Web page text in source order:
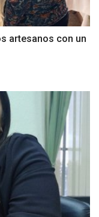
artesanos con un